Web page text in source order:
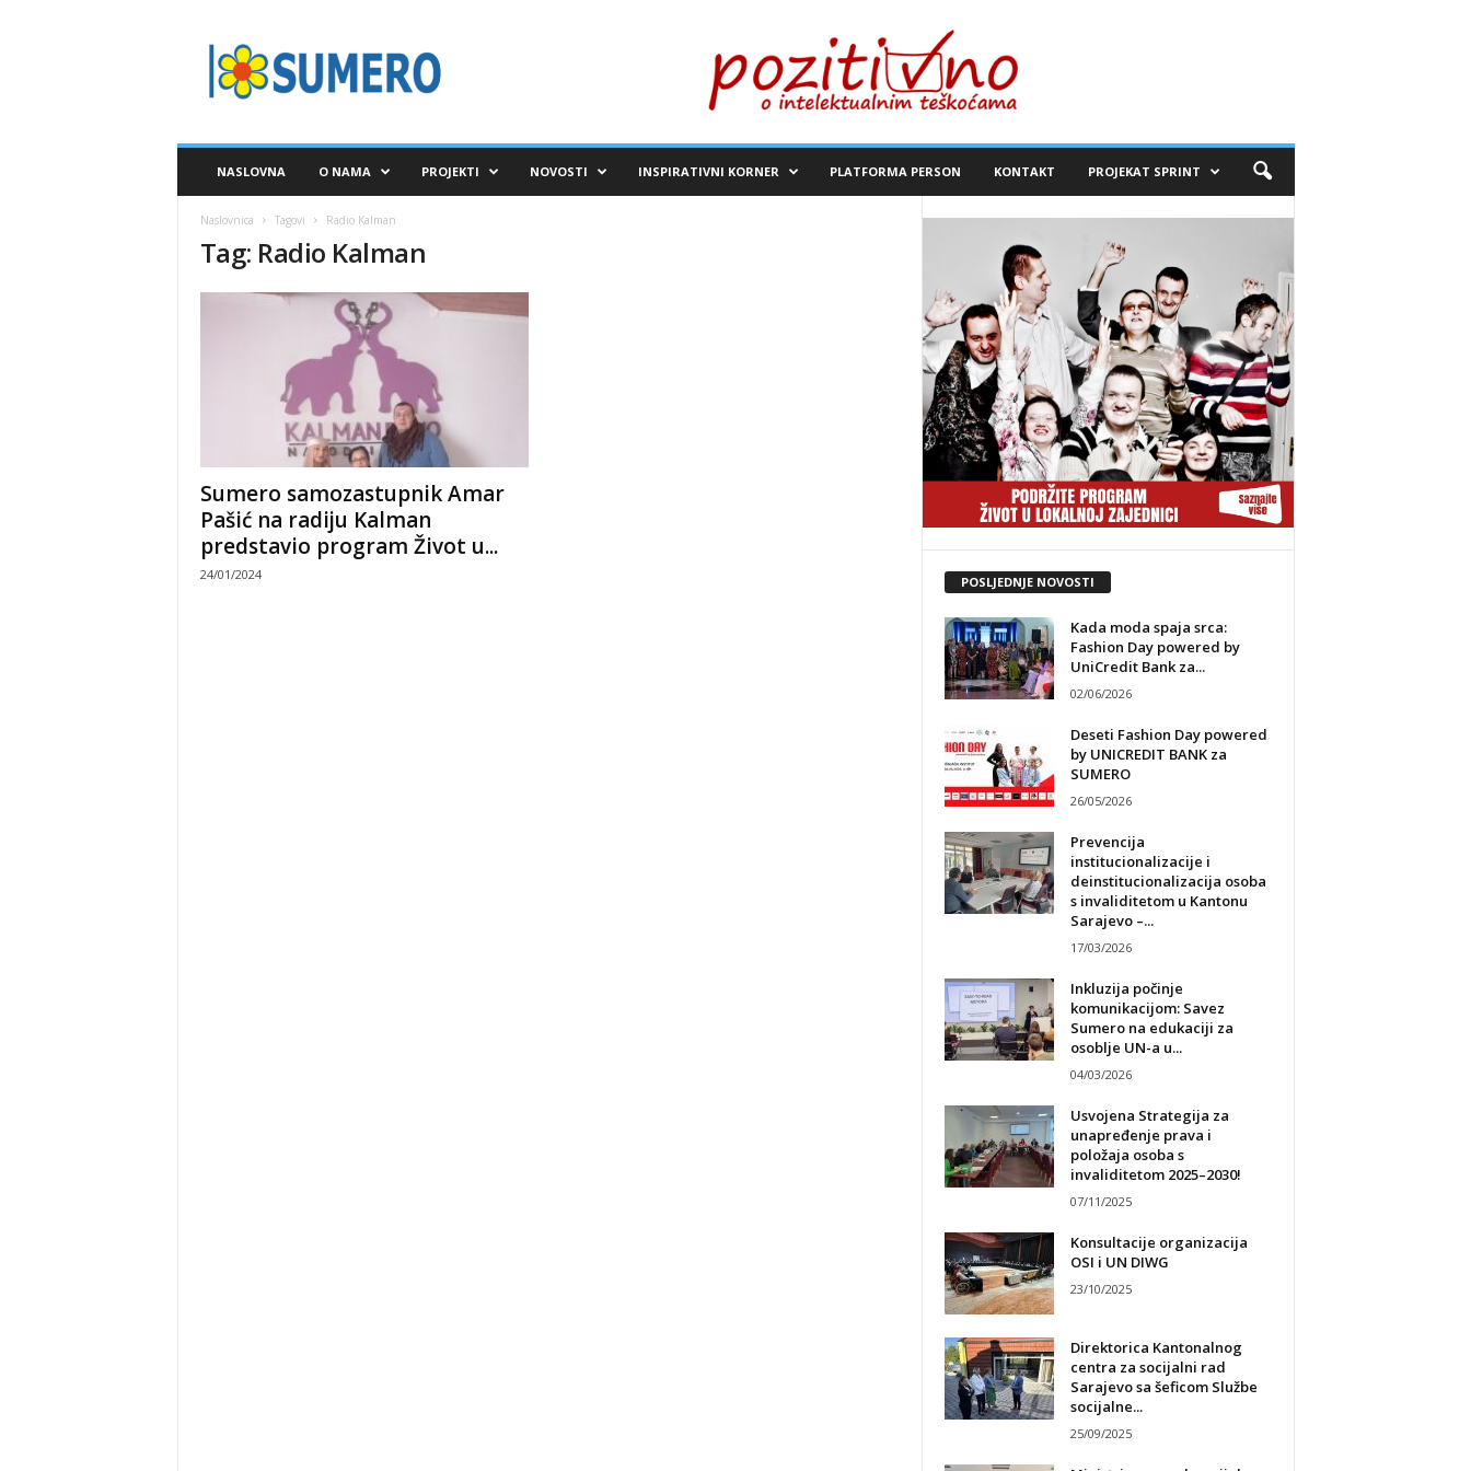
NASLOVNA O NAMA PROJEKTI NOVOSTI INSPIRATIVNI KORNER PLATFORMA PERSON KONTAKT PROJEKAT SPRINT
Naslovnica Tagovi Radio Kalman
Tag: Radio Kalman
Sumero samozastupnik Amar
Pašić na radiju Kalman
predstavio program Život u...
24/01/2024 POSLJEDNJE NOVOSTI
Kada moda spaja srca:
Fashion Day powered by
UniCredit Bank za...
02/06/2026
Deseti Fashion Day powered
by UNICREDIT BANK za
SUMERO
26/05/2026
Prevencija
institucionalizacije i
deinstitucionalizacija osoba
s invaliditetom u Kantonu
Sarajevo –...
17/03/2026
Inkluzija počinje
komunikacijom: Savez
Sumero na edukaciji za
osoblje UN-a u...
04/03/2026
Usvojena Strategija za
unapređenje prava i
položaja osoba s
invaliditetom 2025–2030!
07/11/2025
Konsultacije organizacija
OSI i UN DIWG
23/10/2025
Direktorica Kantonalnog
centra za socijalni rad
Sarajevo sa šeficom Službe
socijalne...
25/09/2025